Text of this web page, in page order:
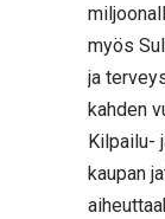
myös
ja
kahden
Kilpailu-
kaupan